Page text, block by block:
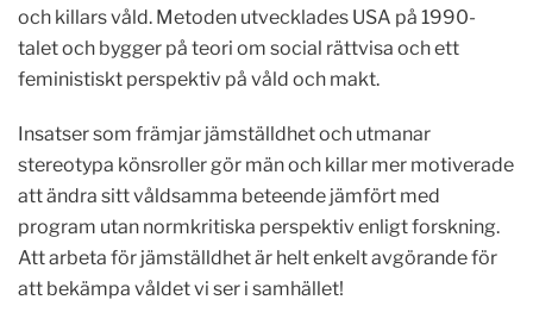
och killars våld. Metoden utvecklades USA på 1990-
talet och bygger på teori om social rättvisa och ett
feministiskt perspektiv på våld och makt.
Insatser som främjar jämställdhet och utmanar
stereotypa könsroller gör män och killar mer motiverade
att ändra sitt våldsamma beteende jämfört med
program utan normkritiska perspektiv enligt forskning.
Att arbeta för jämställdhet är helt enkelt avgörande för
att bekämpa våldet vi ser i samhället!